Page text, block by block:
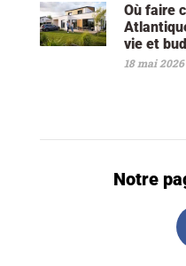
Où faire
vie et
18 mai 2026
Notre